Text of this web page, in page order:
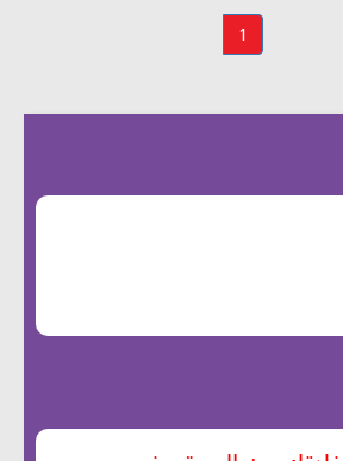
1